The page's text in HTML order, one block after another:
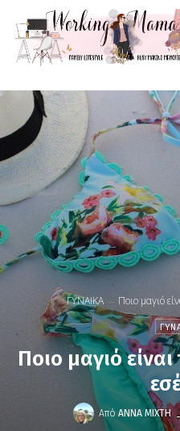
ΓΥΝΑΙΚΑ Ποιο μαγιό
Ποιο μαγιό
Από ΆΝΝΑ ΜΊΧΤΗ -